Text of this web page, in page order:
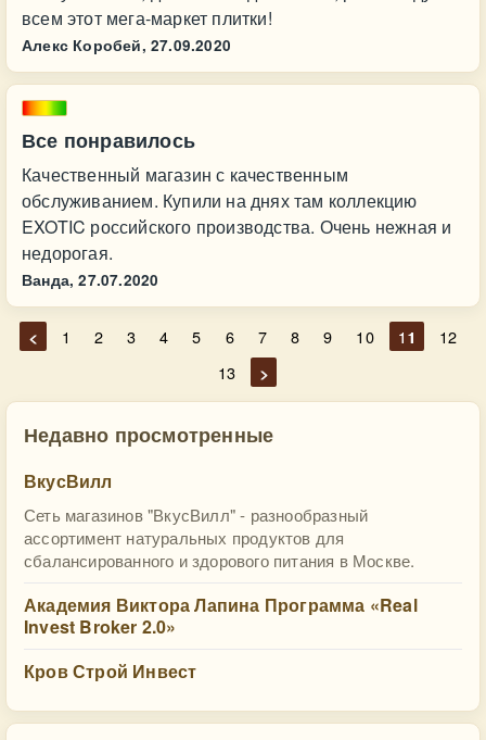
всем этот мега-маркет плитки!
Алекс Коробей, 27.09.2020
Все понравилось
Качественный магазин с качественным
обслуживанием. Купили на днях там коллекцию
EXOTIC российского производства. Очень нежная и
недорогая.
Ванда, 27.07.2020
< 1 2 3 4 5 6 7 8 9 10 11
12
13
>
Недавно просмотренные
ВкусВилл
Сеть магазинов "ВкусВилл" - разнообразный
ассортимент натуральных продуктов для
сбалансированного и здорового питания в Москве.
Академия Виктора Лапина Программа «Real
Invest Broker 2.0»
Кров Строй Инвест